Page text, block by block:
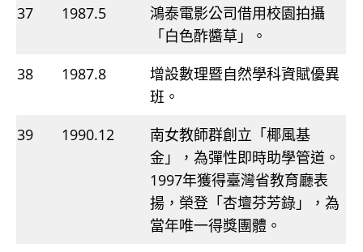
37
1987.5
鴻泰電影公司借用校園拍攝
「白色酢醬草」。
38
1987.8
增設數理暨自然學科資賦優異
班。
39
1990.12
南女教師群創立「椰風基
金」，為彈性即時助學管道。
1997年獲得臺灣省教育廳表
揚，榮登「杏壇芬芳錄」，為
當年唯一得獎團體。